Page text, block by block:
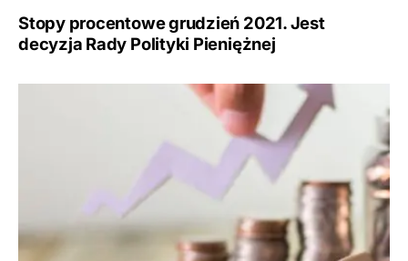
Stopy procentowe grudzień 2021. Jest
decyzja Rady Polityki Pieniężnej